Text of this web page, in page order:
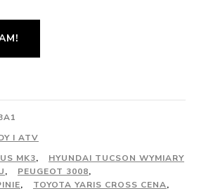
I ATV
MK3,
HYUNDAI TUCSON WYMIARY
, PEUGEOT 3008,
, TOYOTA YARIS CROSS CENA,